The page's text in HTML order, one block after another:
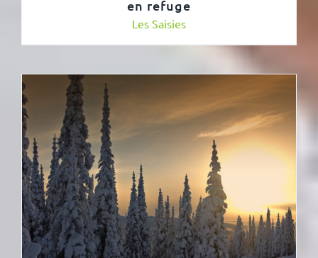
en refuge
Les Saisies